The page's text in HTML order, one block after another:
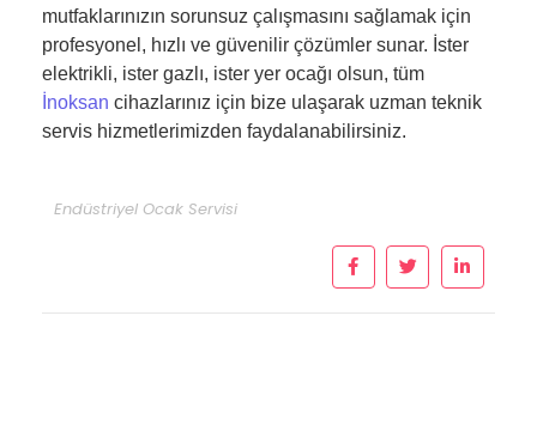
mutfaklarınızın sorunsuz çalışmasını sağlamak için
profesyonel, hızlı ve güvenilir çözümler sunar. İster
elektrikli, ister gazlı, ister yer ocağı olsun, tüm
İnoksan cihazlarınız için bize ulaşarak uzman teknik
servis hizmetlerimizden faydalanabilirsiniz.
Endüstriyel Ocak Servisi